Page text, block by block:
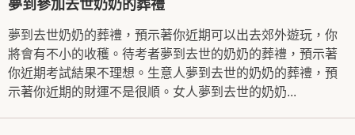
夢到參加去世奶奶的葬禮
夢到去世奶奶的葬禮，預示著你近期可以出去郊外遊玩，你
將會有不小的收穫。待考者夢到去世的奶奶的葬禮，預示著
你近期考試結果不理想。生意人夢到去世的奶奶的葬禮，預
示著你近期的財運不是很順。女人夢到去世的奶奶...